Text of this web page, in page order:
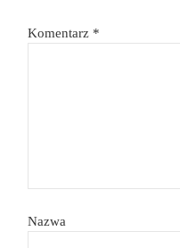
Komentarz *
Nazwa